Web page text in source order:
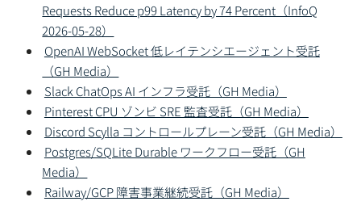
Requests Reduce p99 Latency by 74 Percent（InfoQ
2026-05-28）
OpenAI WebSocket 低レイテンシエージェント受託
（GH Media）
Slack ChatOps AI インフラ受託（GH Media）
Pinterest CPU ゾンビ SRE 監査受託（GH Media）
Discord Scylla コントロールプレーン受託（GH Media）
Postgres/SQLite Durable ワークフロー受託（GH
Media）
Railway/GCP 障害事業継続受託（GH Media）